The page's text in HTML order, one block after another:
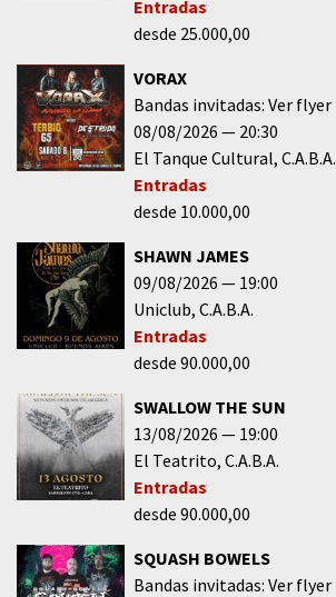
Entradas
desde 25.000,00
VORAX
Bandas invitadas: Ver flyer
08/08/2026
20:30
El Tanque Cultural C.A.B.A.
Entradas
desde 10.000,00
SHAWN JAMES
09/08/2026
19:00
Uniclub C.A.B.A.
Entradas
desde 90.000,00
SWALLOW THE SUN
13/08/2026
19:00
El Teatrito C.A.B.A.
Entradas
desde 90.000,00
SQUASH BOWELS
Bandas invitadas: Ver flyer